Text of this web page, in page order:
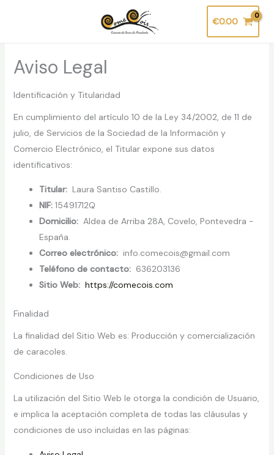
€0.00
Aviso Legal
Identificación y Titularidad
En cumplimiento del artículo 10 de la Ley 34/2002, de 11 de
julio, de Servicios de la Sociedad de la Información y
Comercio Electrónico, el Titular expone sus datos
identificativos:
Titular:Laura Santiso Castillo.
NIF:15491712Q
Domicilio:Aldea de Arriba 28A, Covelo, Pontevedra -
España.
Correo electrónico:info.comecois@gmail.com
Teléfono de contacto:636203136
Sitio Web: https://comecois.com
Finalidad
La finalidad del Sitio Web es: Producción y comercialización
de caracoles.
Condiciones de Uso
La utilización del Sitio Web le otorga la condición de Usuario,
e implica la aceptación completa de todas las cláusulas y
condiciones de uso incluidas en las páginas: